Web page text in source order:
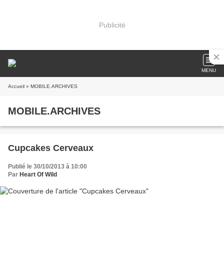
Publicité
MENU
Accueil » MOBILE.ARCHIVES
MOBILE.ARCHIVES
Cupcakes Cerveaux
Publié le 30/10/2013 à 10:00
Par Heart Of Wild